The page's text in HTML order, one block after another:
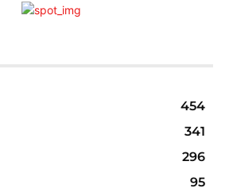
454
341
296
95